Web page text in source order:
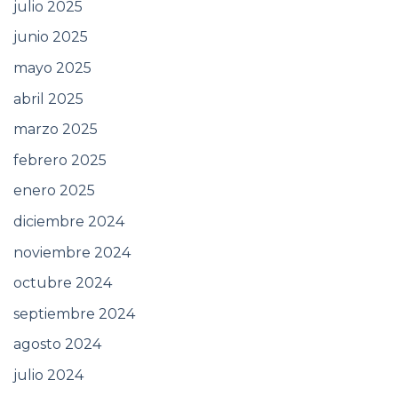
julio 2025
junio 2025
mayo 2025
abril 2025
marzo 2025
febrero 2025
enero 2025
diciembre 2024
noviembre 2024
octubre 2024
septiembre 2024
agosto 2024
julio 2024